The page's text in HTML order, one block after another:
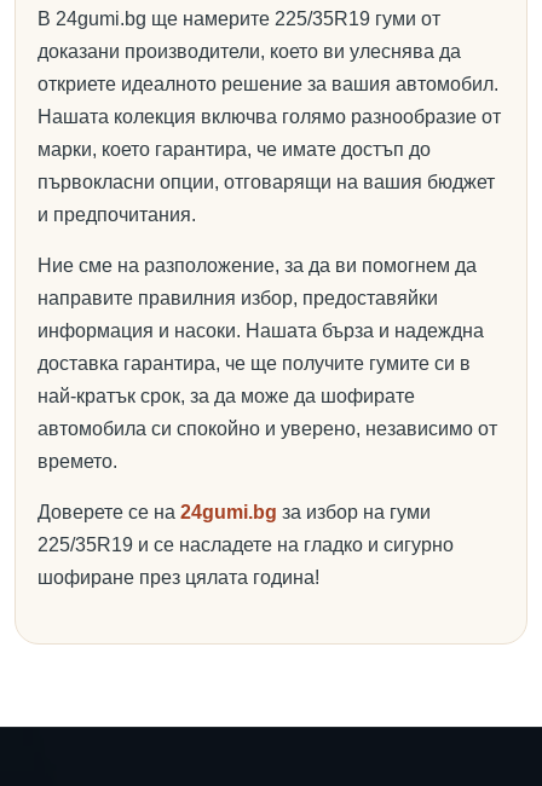
В 24gumi.bg ще намерите 225/35R19 гуми от
доказани производители, което ви улеснява да
откриете идеалното решение за вашия автомобил.
Нашата колекция включва голямо разнообразие от
марки, което гарантира, че имате достъп до
първокласни опции, отговарящи на вашия бюджет
и предпочитания.
Ние сме на разположение, за да ви помогнем да
направите правилния избор, предоставяйки
информация и насоки. Нашата бърза и надеждна
доставка гарантира, че ще получите гумите си в
най-кратък срок, за да може да шофирате
автомобила си спокойно и уверено, независимо от
времето.
Доверете се на 24gumi.bg за избор на гуми
225/35R19 и се насладете на гладко и сигурно
шофиране през цялата година!